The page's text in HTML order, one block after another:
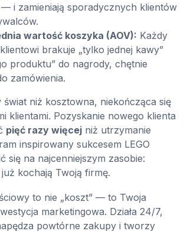
i zamieniają sporadycznych klientów
wartość koszyka (AOV): Każdy
brakuje „tylko jednej kawy”
produktu” do nagrody, chętnie
zamówienia.
świat niż kosztowna, niekończąca się
klientami. Pozyskanie nowego klienta
pięć razy więcej niż utrzymanie
inspirowany sukcesem LEGO
się na najcenniejszym zasobie:
kochają Twoją firmę.
to nie „koszt” — to Twoja
marketingowa. Działa 24/7,
powtórne zakupy i tworzy